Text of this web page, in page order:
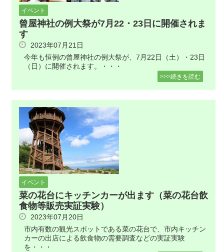
イベント
曾屋神社の例大祭が7月22・23日に開催されま
す
2023年07月21日
今年も恒例の曾屋神社の例大祭が、7月22日（土）・23日
（日）に開催されます。・・・
>>>続きを読む
イベント
菜の花台にキッチンカーが出ます（菜の花台飲
食物等販売実証実験）
2023年07月20日
市内有数の観光スポットである菜の花台で、市内キッチン
カーの出店による飲食物の需要調査などの実証実験
を・・・